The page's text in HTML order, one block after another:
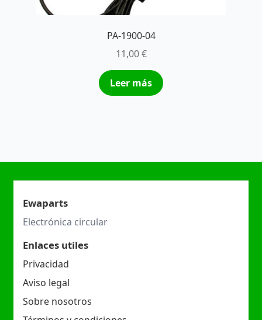
PA-1900-04
11,00€
Leer más
Ewaparts
Electrónica circular
Enlaces utiles
Privacidad
Aviso legal
Sobre nosotros